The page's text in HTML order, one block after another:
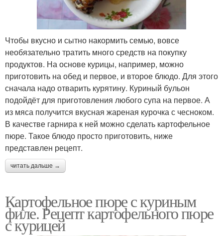
Чтобы вкусно и сытно накормить семью, вовсе
необязательно тратить много средств на покупку
продуктов. На основе курицы, например, можно
приготовить на обед и первое, и второе блюдо. Для этого
сначала надо отварить курятину. Куриный бульон
подойдёт для приготовления любого супа на первое. А
из мяса получится вкусная жареная курочка с чесноком.
В качестве гарнира к ней можно сделать картофельное
пюре. Такое блюдо просто приготовить, ниже
представлен рецепт.
читать дальше →
Картофельное пюре с куриным
филе. Рецепт картофельного пюре
с курицей